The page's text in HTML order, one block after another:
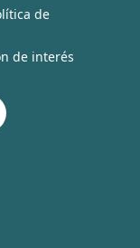
de
de interés